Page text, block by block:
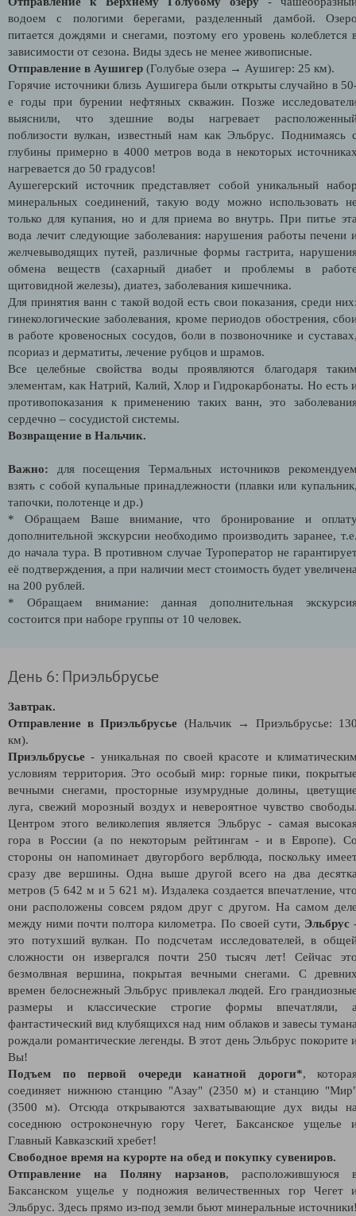
водоем с пологими берегами, разделенный дамбой.
питается дождями и снегами, поэтому его уровень колеблется
зависимости от сезона. Виды здесь не менее живописные.
Отправление в Аушигер (Голубые озера → Аушигер: 25 км).
Горячие источники близь Аушигера были открыты случайно в
е годы при бурении нефтяных скважин. Позже
выяснили, что здешние воды нагревает
поблизости вулкан, известный нам как Эльбрус. Поднимаясь
глубины примерно в 4000 метров вода в некоторых
нагревается до 50 градусов!
Аушегерский источник представляет собой уникальный
минеральных соединений, такую воду можно использовать
только для купания, но и для приема во внутрь. При питье
вода лечит следующие заболевания: нарушения работы печени
желчевыводящих путей, различные формы гастрита,
обмена веществ (сахарный диабет и проблемы в
щитовидной железы), диатез, заболевания кишечника.
Для принятия ванн с такой водой есть свои показания, среди
гинекологические заболевания, кроме периодов обострения,
в работе кровеносных сосудов, боли в позвоночнике и
псориаз и дерматиты, лечение рубцов и шрамов.
Все целебные свойства воды проявляются благодаря
элементам, как Натрий, Калий, Хлор и Гидрокарбонаты. Но есть
противопоказания к применению таких ванн, это
сердечно – сосудистой системы.
Возвращение в Нальчик.
Важно: для посещения Термальных источников
взять с собой купальные принадлежности (плавки или
тапочки, полотенце и др.)
* Обращаем Ваше внимание, что бронирование и
дополнительной экскурсии необходимо производить заранее,
до начала тура. В противном случае Туроператор не
её подтверждения, а при наличии мест стоимость будет
на 200 рублей.
* Обращаем внимание: данная дополнительная
состоится при наборе группы от 10 человек.
День 6: Приэльбрусье
Завтрак.
Отправление в Приэльбрусье (Нальчик → Приэльбрусье:
км).
Приэльбрусье - уникальная по своей красоте и
условиям территория. Это особый мир: горные пики,
вечными снегами, просторные изумрудные долины,
луга, свежий морозный воздух и невероятное чувство
Центром этого великолепия является Эльбрус - самая
гора в России (а по некоторым рейтингам - и в Европе).
стороны он напоминает двугорбого верблюда, поскольку
сразу две вершины. Одна выше другой всего на два
метров (5 642 м и 5 621 м). Издалека создается впечатление,
они расположены совсем рядом друг с другом. На самом
между ними почти полтора километра. По своей сути, Эльбрус
это потухший вулкан. По подсчетам исследователей, в
сложности он извергался почти 250 тысяч лет! Сейчас
безмолвная вершина, покрытая вечными снегами. С
времен белоснежный Эльбрус привлекал людей. Его
размеры и классические строгие формы впечатляли,
фантастический вид клубящихся над ним облаков и завесы
рождали романтические легенды. В этот день Эльбрус покорите
Вы!
Подъем по первой очереди канатной дороги*,
соединяет нижнюю станцию "Азау" (2350 м) и станцию
(3500 м). Отсюда открываются захватывающие дух виды
соседнюю остроконечную гору Чегет, Баксанское ущелье
Главный Кавказский хребет!
Свободное время на курорте на обед и покупку сувениров.
Отправление на Поляну нарзанов, расположившуюся
Баксанском ущелье у подножия величественных гор Чегет
Эльбрус. Здесь прямо из-под земли бьют минеральные